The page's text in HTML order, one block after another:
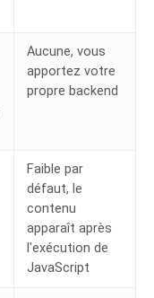
Aucune, vous
apportez votre
propre backend
Faible par
défaut, le
contenu
apparaît après
l'exécution de
JavaScript